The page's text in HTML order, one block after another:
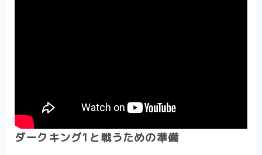
ダークキング1と戦うための準備